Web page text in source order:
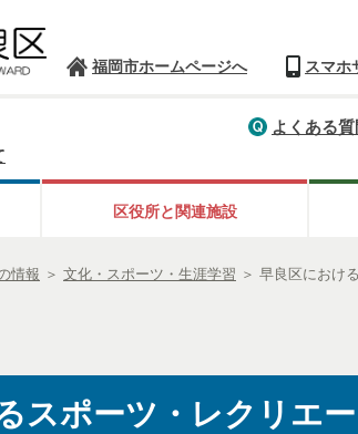
福岡市ホームページへ スマホ
よくある質
区役所と関連施設
情報 ＞ 文化・スポーツ・生涯学習 ＞ 早良区におけ
スポーツ・レクリエ